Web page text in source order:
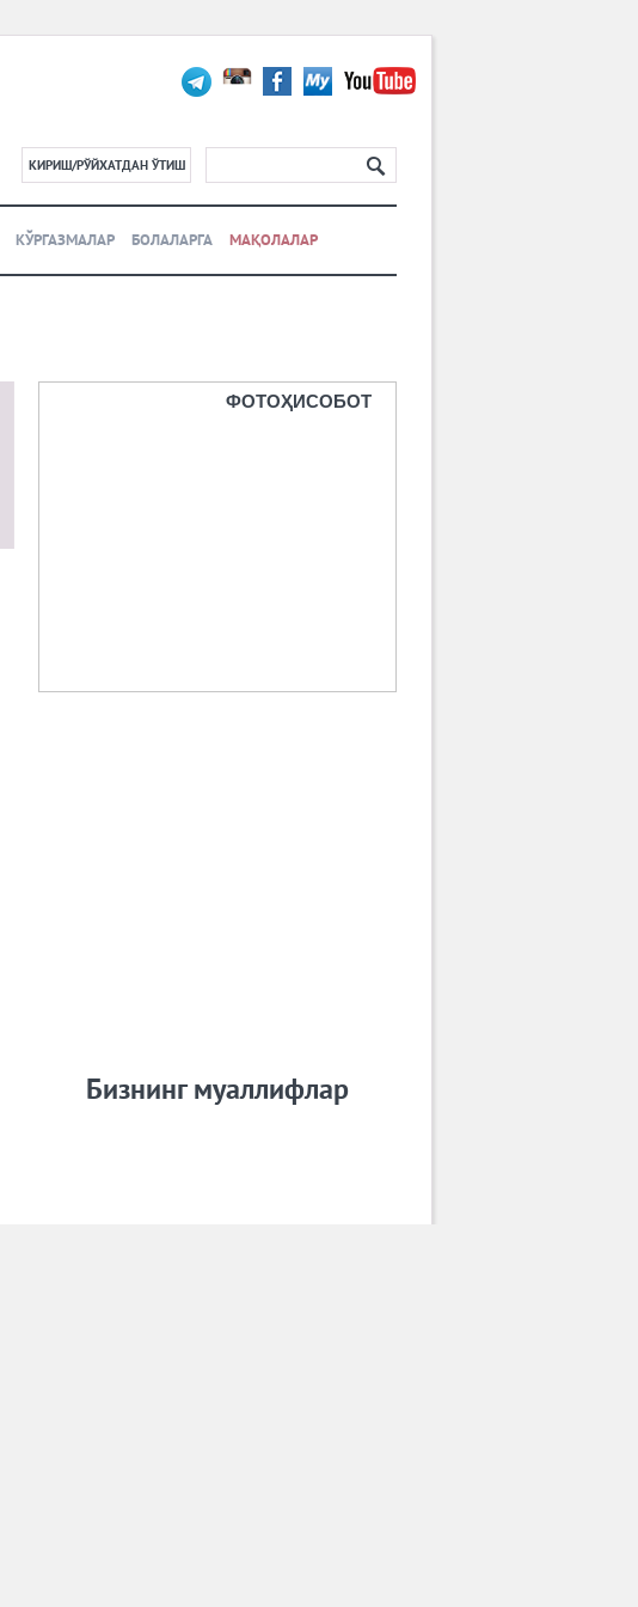
КИРИШ/РЎЙХАТДАН ЎТИШ
КЎРГАЗМАЛАР БОЛАЛАРГА МАҚОЛАЛАР
ФОТОҲИСОБОТ
Бизнинг муаллифлар